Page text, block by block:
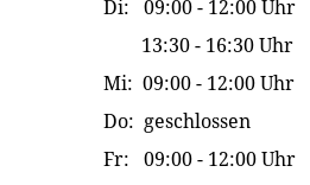
Di: 09:00 - 12:00 Uhr
13:30 - 16:30 Uhr
Mi: 09:00 - 12:00 Uhr
Do: geschlossen
Fr: 09:00 - 12:00 Uhr